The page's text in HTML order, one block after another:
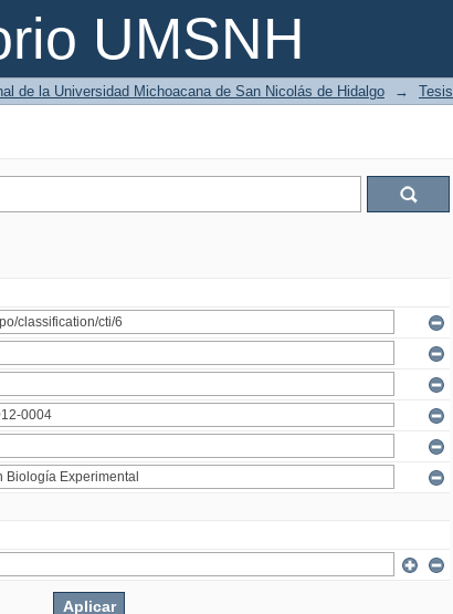
UMSNH
de la Universidad Michoacana de San Nicolás de Hidalgo → Tesis